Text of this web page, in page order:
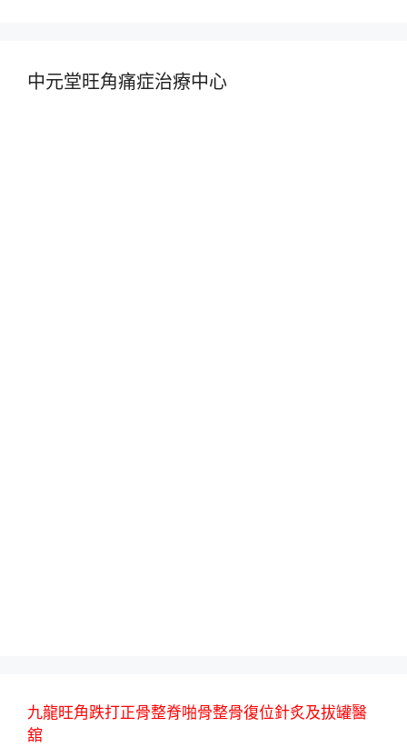
中元堂旺角痛症治療中心
九龍旺角跌打正骨整脊啪骨整骨復位針炙及拔罐醫
舘